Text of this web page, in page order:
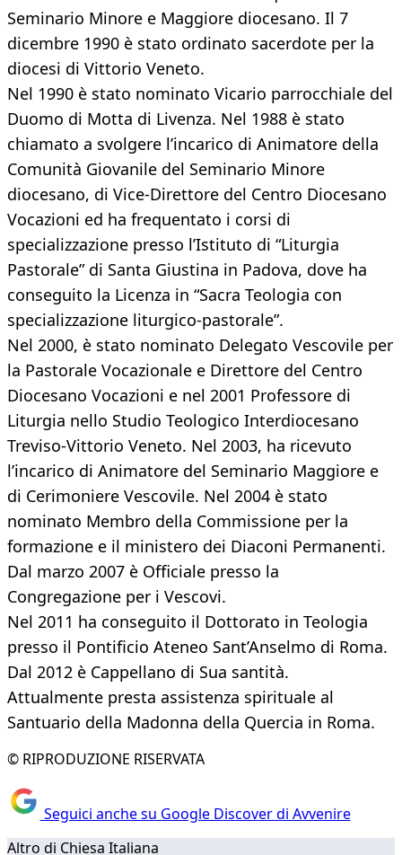
Seminario Minore e Maggiore diocesano. Il 7
dicembre 1990 è stato ordinato sacerdote per la
diocesi di Vittorio Veneto.
Nel 1990 è stato nominato Vicario parrocchiale del
Duomo di Motta di Livenza. Nel 1988 è stato
chiamato a svolgere l’incarico di Animatore della
Comunità Giovanile del Seminario Minore
diocesano, di Vice-Direttore del Centro Diocesano
Vocazioni ed ha frequentato i corsi di
specializzazione presso l’Istituto di “Liturgia
Pastorale” di Santa Giustina in Padova, dove ha
conseguito la Licenza in “Sacra Teologia con
specializzazione liturgico-pastorale”.
Nel 2000, è stato nominato Delegato Vescovile per
la Pastorale Vocazionale e Direttore del Centro
Diocesano Vocazioni e nel 2001 Professore di
Liturgia nello Studio Teologico Interdiocesano
Treviso-Vittorio Veneto. Nel 2003, ha ricevuto
l’incarico di Animatore del Seminario Maggiore e
di Cerimoniere Vescovile. Nel 2004 è stato
nominato Membro della Commissione per la
formazione e il ministero dei Diaconi Permanenti.
Dal marzo 2007 è Officiale presso la
Congregazione per i Vescovi.
Nel 2011 ha conseguito il Dottorato in Teologia
presso il Pontificio Ateneo Sant’Anselmo di Roma.
Dal 2012 è Cappellano di Sua santità.
Attualmente presta assistenza spirituale al
Santuario della Madonna della Quercia in Roma.
© RIPRODUZIONE RISERVATA
Seguici anche su Google Discover di Avvenire
Altro di Chiesa Italiana